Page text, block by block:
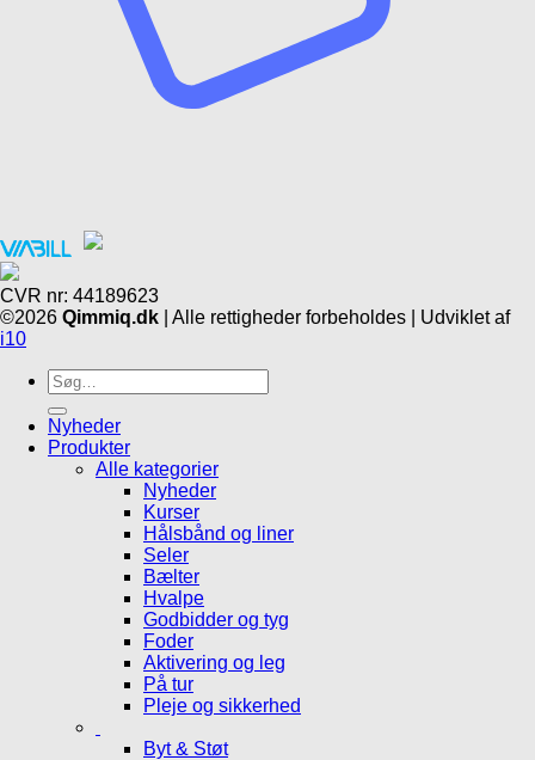
CVR nr: 44189623
©2026 Qimmiq.dk | Alle rettigheder forbeholdes | Udviklet af
i10
Søg
efter:
Nyheder
Produkter
Alle kategorier
Nyheder
Kurser
Hålsbånd og liner
Seler
Bælter
Hvalpe
Godbidder og tyg
Foder
Aktivering og leg
På tur
Pleje og sikkerhed
Byt & Støt